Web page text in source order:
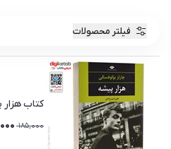
فیلتر محصولات
کتاب
185,000